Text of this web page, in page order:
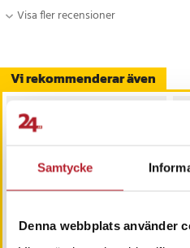
Samtycke
Denna webbplats använder
Vi rekommenderar även
Visa fler recensioner